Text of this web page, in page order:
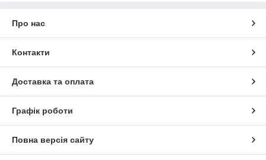
Про нас
Контакти
Доставка та оплата
Графік роботи
Повна версія сайту